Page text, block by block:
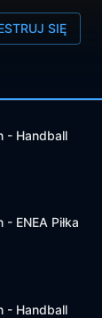
SIĘ
- Handball
ENEA Piłka
- Handball